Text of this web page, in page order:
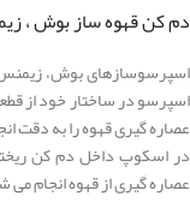
دم کن قهوه ساز بوش ، زیمنس
اسپرسوسازهای بوش، زیمنس
اسپرسو در ساختار خود از
عصاره گیری قهوه را به دقت
در اسکوپ داخل دم کن
عصاره گیری از قهوه انجام